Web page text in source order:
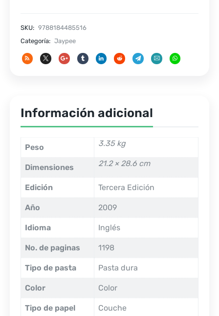
SKU: 9788184485516
Categoría: Jaypee
Información adicional
Peso 3.35 kg
Dimensiones 21.2 × 28.6 cm
Edición Tercera Edición
Año 2009
Idioma Inglés
No. de paginas 1198
Tipo de pasta Pasta dura
Color Color
Tipo de papel Couche